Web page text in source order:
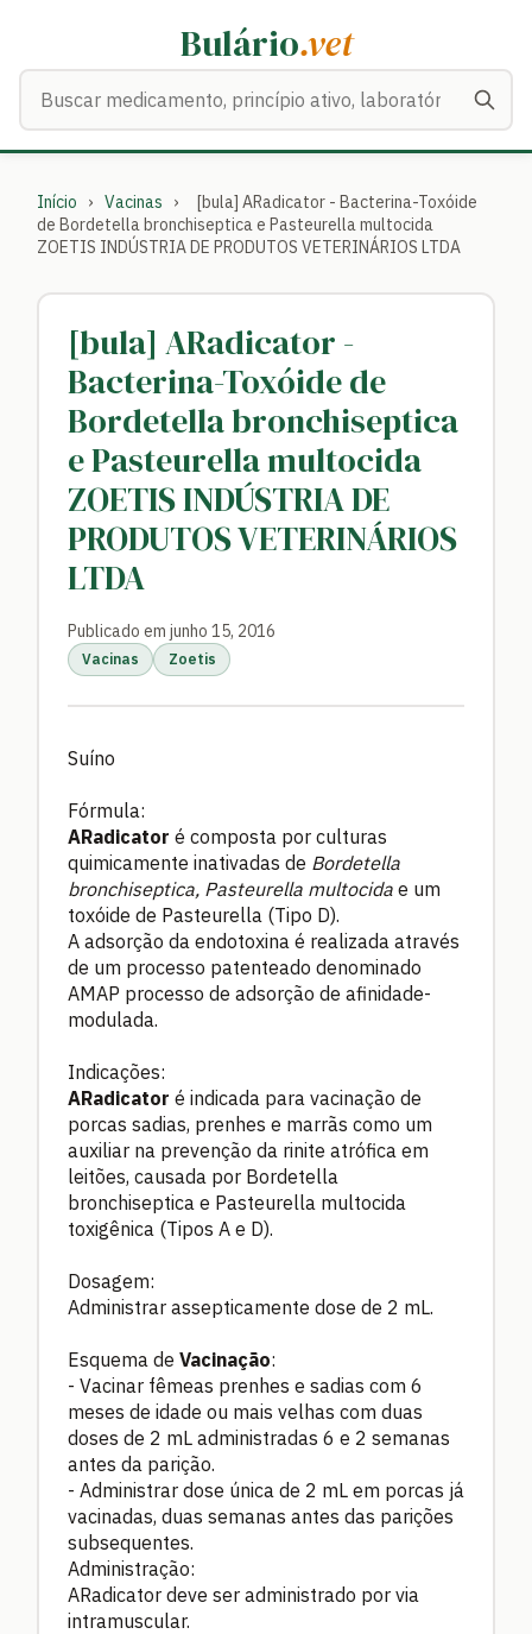
Bulário.vet
Início › Vacinas ›
[bula] ARadicator - Bacterina-Toxóide
de Bordetella bronchiseptica e Pasteurella multocida
ZOETIS INDÚSTRIA DE PRODUTOS VETERINÁRIOS LTDA
[bula] ARadicator -
Bacterina-Toxóide de
Bordetella bronchiseptica
e Pasteurella multocida
ZOETIS INDÚSTRIA DE
PRODUTOS VETERINÁRIOS
LTDA
Publicado em junho 15, 2016
Vacinas Zoetis
Suíno
Fórmula:
ARadicator é composta por culturas
quimicamente inativadas de Bordetella
bronchiseptica, Pasteurella multocida e um
toxóide de Pasteurella (Tipo D).
A adsorção da endotoxina é realizada através
de um processo patenteado denominado
AMAP processo de adsorção de afinidade-
modulada.
Indicações:
ARadicator é indicada para vacinação de
porcas sadias, prenhes e marrãs como um
auxiliar na prevenção da rinite atrófica em
leitões, causada por Bordetella
bronchiseptica e Pasteurella multocida
toxigênica (Tipos A e D).
Dosagem:
Administrar assepticamente dose de 2 mL.
Esquema de Vacinação:
- Vacinar fêmeas prenhes e sadias com 6
meses de idade ou mais velhas com duas
doses de 2 mL administradas 6 e 2 semanas
antes da parição.
- Administrar dose única de 2 mL em porcas já
vacinadas, duas semanas antes das parições
subsequentes.
Administração:
ARadicator deve ser administrado por via
intramuscular.